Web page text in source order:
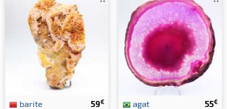
59€
barite 55€
agat